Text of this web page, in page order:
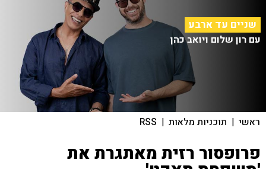
שניים עד ארבע
עם רון שלום ויואב כהן
ראשי | תוכניות מלאות |
RSS
פרופסור רזית מאתגרת את